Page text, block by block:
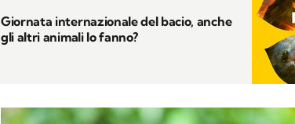
Giornata internazionale del bacio, anche
gli altri animali lo fanno?